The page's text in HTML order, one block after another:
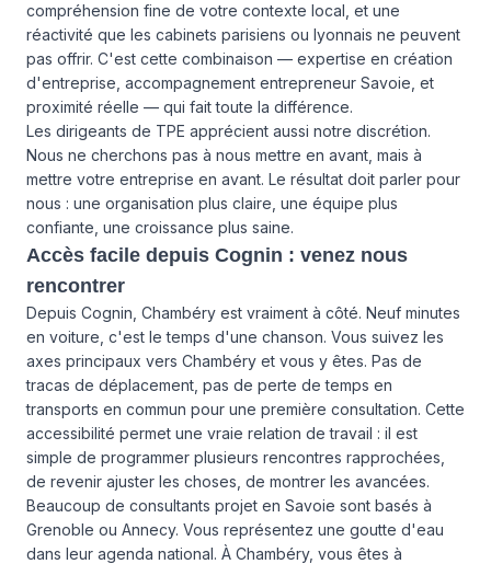
compréhension fine de votre contexte local, et une
réactivité que les cabinets parisiens ou lyonnais ne peuvent
pas offrir. C'est cette combinaison — expertise en création
d'entreprise, accompagnement entrepreneur Savoie, et
proximité réelle — qui fait toute la différence.
Les dirigeants de TPE apprécient aussi notre discrétion.
Nous ne cherchons pas à nous mettre en avant, mais à
mettre votre entreprise en avant. Le résultat doit parler pour
nous : une organisation plus claire, une équipe plus
confiante, une croissance plus saine.
Accès facile depuis Cognin : venez nous
rencontrer
Depuis Cognin, Chambéry est vraiment à côté. Neuf minutes
en voiture, c'est le temps d'une chanson. Vous suivez les
axes principaux vers Chambéry et vous y êtes. Pas de
tracas de déplacement, pas de perte de temps en
transports en commun pour une première consultation. Cette
accessibilité permet une vraie relation de travail : il est
simple de programmer plusieurs rencontres rapprochées,
de revenir ajuster les choses, de montrer les avancées.
Beaucoup de consultants projet en Savoie sont basés à
Grenoble ou Annecy. Vous représentez une goutte d'eau
dans leur agenda national. À Chambéry, vous êtes à